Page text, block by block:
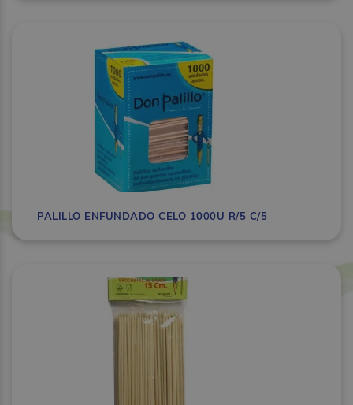
PALILLO ENFUNDADO CELO 1000U R/5 C/5